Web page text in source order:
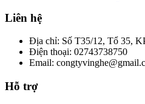
Liên hệ
Địa chỉ: Số T35/12, Tổ 35,
Điện thoại: 02743738750
Email:
Hỗ trợ